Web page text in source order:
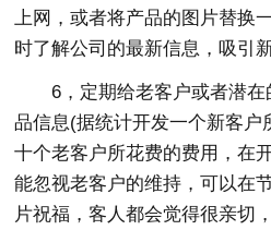
上网，或者将产品的图片替换
时了解公司的最新信息，吸引新
6，定期给老客户或者潜
品信息(据统计开发一个新客户
十个老客户所花费的费用，在
能忽视老客户的维持，可以在
片祝福，客人都会觉得很亲切